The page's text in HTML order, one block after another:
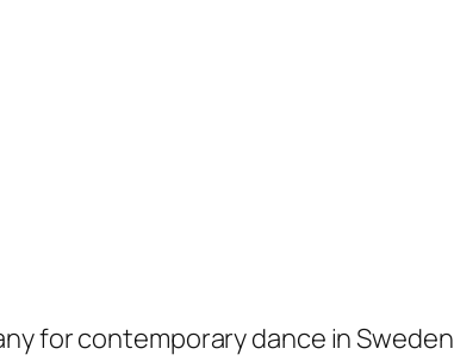
for contemporary dance in Sweden